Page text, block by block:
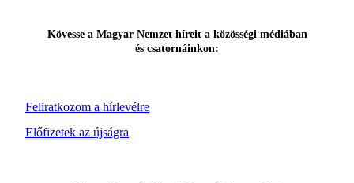
Feliratkozom a hírlevélre
Kövesse a Magyar Nemzet híreit a közösségi médiában
és csatornáinkon:
Előfizetek az újságra